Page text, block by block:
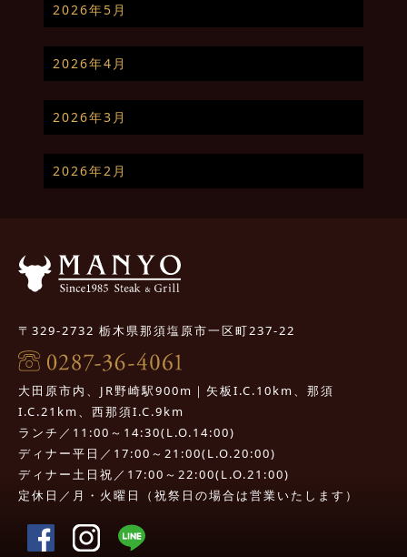
2026年5月
2026年4月
2026年3月
2026年2月
〒329-2732 栃木県那須塩原市一区町237-22
大田原市内、JR野崎駅900m｜矢板I.C.10km、那須
I.C.21km、西那須I.C.9km
ランチ／11:00～14:30(L.O.14:00)
ディナー平日／17:00～21:00(L.O.20:00)
ディナー土日祝／17:00～22:00(L.O.21:00)
定休日／月・火曜日（祝祭日の場合は営業いたします）